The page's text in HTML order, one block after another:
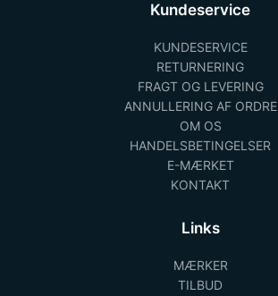
Kundeservice
KUNDESERVICE
RETURNERING
FRAGT OG LEVERING
ANNULLERING AF ORDRE
OM OS
HANDELSBETINGELSER
E-MÆRKET
KONTAKT
Links
MÆRKER
TILBUD